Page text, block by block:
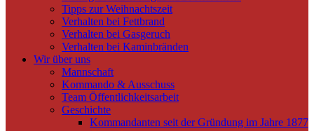
Tipps zur Weihnachtszeit
Verhalten bei Fettbrand
Verhalten bei Gasgeruch
Verhalten bei Kaminbränden
Wir über uns
Mannschaft
Kommando & Ausschuss
Team Öffentlichkeitsarbeit
Geschichte
Kommandanten seit der Gründung im Jahre 1877